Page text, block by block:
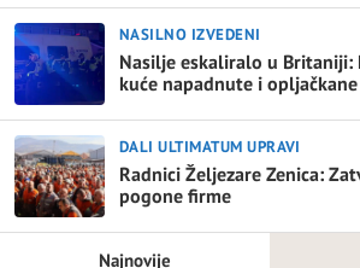
NASILNO IZVEDENI
Nasilje eskaliralo u Britaniji:
kuće napadnute i opljačkane
DALI ULTIMATUM UPRAVI
Radnici Željezare Zenica:
pogone firme
Najnovije